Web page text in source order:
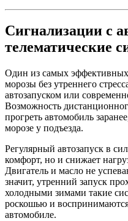
Сигнализации с
телематические
Один из самых
морозы без утреннего
автозапуском или
Возможность
прогреть автомобиль
морозе у подъезда.
Регулярный автозапуск в
комфорт, но и снижает
Двигатель и масло не
значит, утренний запуск
холодными зимами такие
роскошью и
автомобиле.